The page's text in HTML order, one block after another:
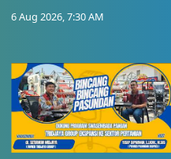
6 Aug 2026, 7:30 AM